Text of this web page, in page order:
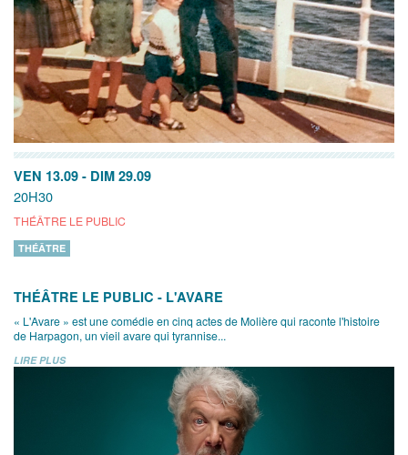
VEN 13.09 - DIM 29.09
20H30
THÉÂTRE LE PUBLIC
THÉÂTRE
THÉÂTRE LE PUBLIC - L'AVARE
« L'Avare » est une comédie en cinq actes de Molière qui raconte l'histoire
de Harpagon, un vieil avare qui tyrannise...
LIRE PLUS